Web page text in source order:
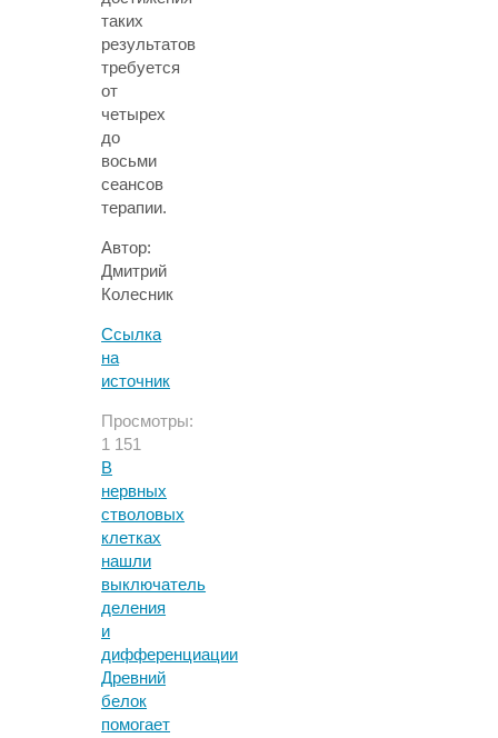
таких
результатов
требуется
от
четырех
до
восьми
сеансов
терапии.
Автор:
Дмитрий
Колесник
Ссылка
на
источник
Просмотры:
1 151
В
нервных
стволовых
клетках
нашли
выключатель
деления
и
дифференциации
Древний
белок
помогает